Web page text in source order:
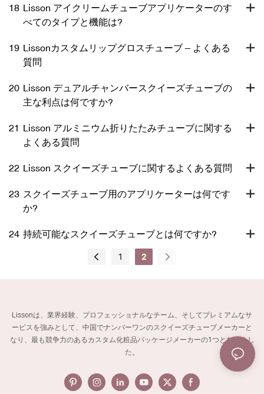
18 Lisson アイクリームチューブアプリケーターのす
べてのタイプと機能は?
19 Lissonカスタムリップグロスチューブ – よくある
質問
20 Lisson デュアルチャンバースクイーズチューブの
主な利点は何ですか?
21 Lisson アルミニウム折りたたみチューブに関する
よくある質問
22 Lisson スクイーズチューブに関するよくある質問
23 スクイーズチューブ用のアプリケーターは何です
か?
24 持続可能なスクイーズチューブとは何ですか?
1 2
Lissonは、業界経験、プロフェッショナルなチーム、そしてプレミアムなサ
ービスを強みとして、中国でナンバーワンのスクイーズチューブメーカーと
なり、最も競争力のあるカスタム化粧品パッケージメーカーの1つとなりまし
た。